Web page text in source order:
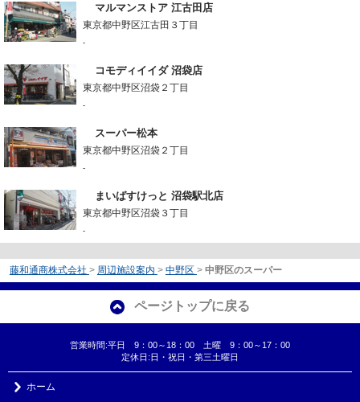
マルマンストア 江古田店
東京都中野区江古田３丁目
-
コモディイイダ 沼袋店
東京都中野区沼袋２丁目
-
スーパー松本
東京都中野区沼袋２丁目
-
まいばすけっと 沼袋駅北店
東京都中野区沼袋３丁目
-
藤和通商株式会社 > 周辺施設案内 > 中野区 > 中野区のスーパー
ページトップに戻る
営業時間:平日 9：00～18：00 土曜 9：00～17：00
定休日:日・祝日・第三土曜日
ホーム